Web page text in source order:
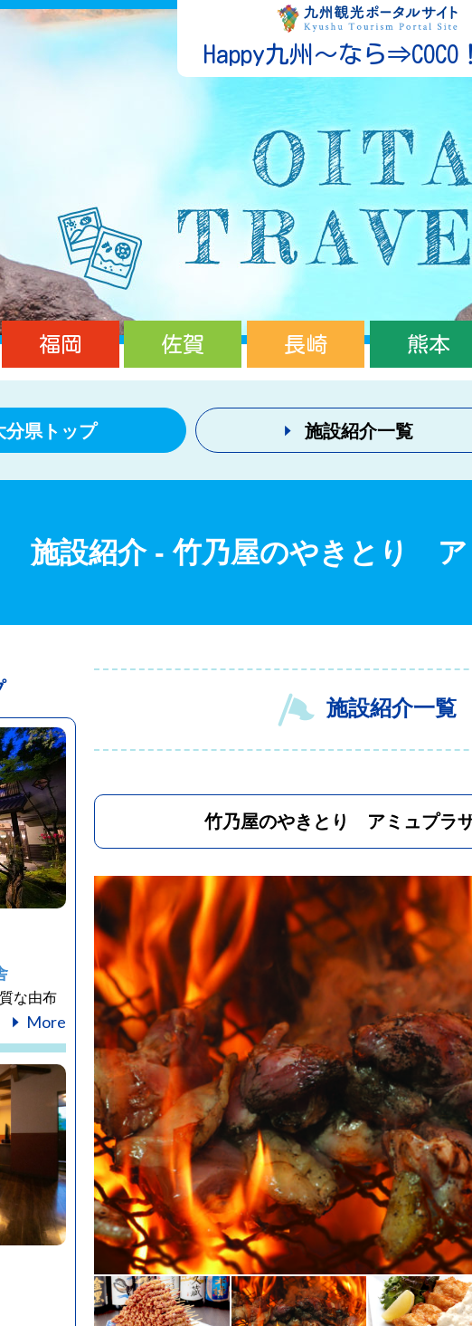
Happy九州～なら⇒COCO
福岡 佐賀 長崎 熊本
分県トップ 施設紹介一覧
施設紹介-竹乃屋のやきとり ア
施設紹介一覧
竹乃屋のやきとり アミュプラ
な由布
More